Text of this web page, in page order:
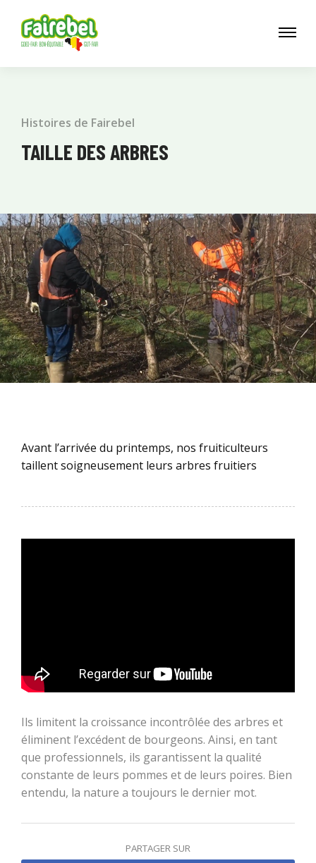
Histoires de Fairebel
TAILLE DES ARBRES
Avant l’arrivée du printemps, nos fruiticulteurs
taillent soigneusement leurs arbres fruitiers
Ils limitent la croissance incontrôlée des arbres et
éliminent l’excédent de bourgeons. Ainsi, en tant
que professionnels, ils garantissent la qualité
constante de leurs pommes et de leurs poires. Bien
entendu, la nature a toujours le dernier mot.
PARTAGER SUR